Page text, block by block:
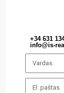
+34 631
info@is-